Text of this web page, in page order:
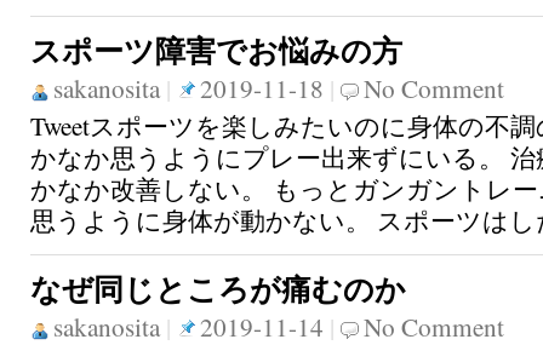
スポーツ障害でお悩みの方
sakanosita| 2019-11-18 |
No Comment
Tweetスポーツを楽しみたいのに身体の不
かなか思うようにプレー出来ずにいる。
かなか改善しない。 もっとガンガントレ
思うように身体が動かない。 スポーツは
なぜ同じところが痛むのか
sakanosita| 2019-11-14 |
No Comment